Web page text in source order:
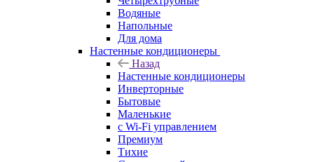
Водяные
Напольные
Для дома
Настенные кондиционеры
Назад
Настенные кондиционеры
Инверторные
Бытовые
Маленькие
с Wi-Fi управлением
Премиум
Тихие